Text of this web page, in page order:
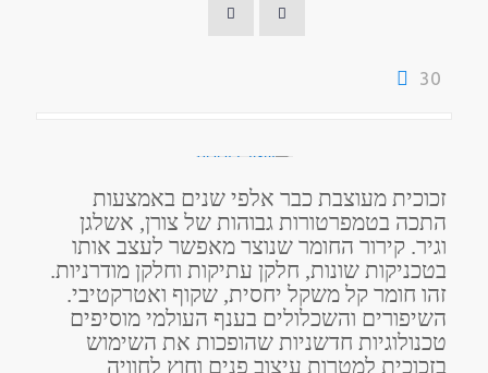
30
זכוכית מעוצבת כבר אלפי שנים באמצעות
התכה בטמפרטורות גבוהות של צורן, אשלגן
וגיר. קירור החומר שנוצר מאפשר לעצב אותו
בטכניקות שונות, חלקן עתיקות וחלקן מודרניות.
זהו חומר קל משקל יחסית, שקוף ואטרקטיבי.
השיפורים והשכלולים בענף העולמי מוסיפים
טכנולוגיות חדשניות שהופכות את השימוש
בזכוכית למטרות עיצוב פנים וחוץ לחוויה